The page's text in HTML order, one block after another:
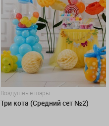
Воздушные шары
Три кота (Средний сет №2)